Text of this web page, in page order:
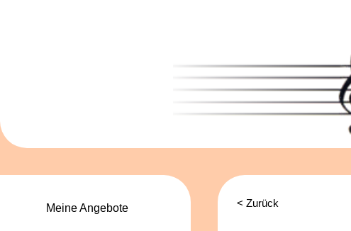
Meine Angebote < Zurück